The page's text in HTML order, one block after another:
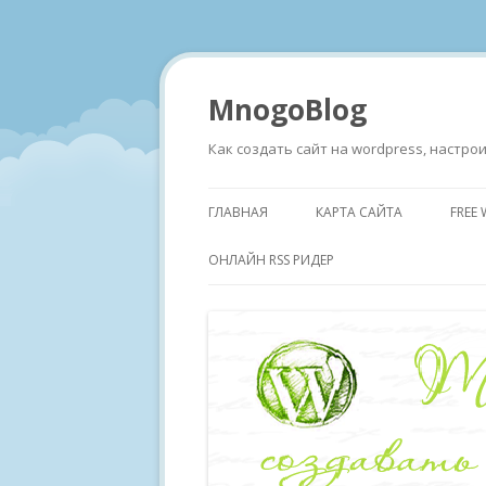
MnogoBlog
Как создать сайт на wordpress,
ГЛАВНАЯ КАРТА САЙТА
ОНЛАЙН RSS РИДЕР